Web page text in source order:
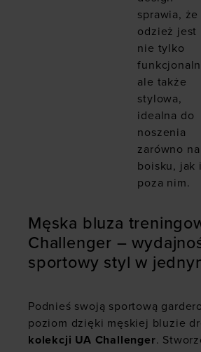
sprawia, że
odzież jest
nie tylko
ale także
stylowa,
idealna do
noszenia
zarówno na
boisku, jak i
poza nim.
Męska bluza
Challenger –
sportowy styl w
Podnieś swoją sportową
poziom dzięki męskiej bluzie
kolekcji UA Challenger.